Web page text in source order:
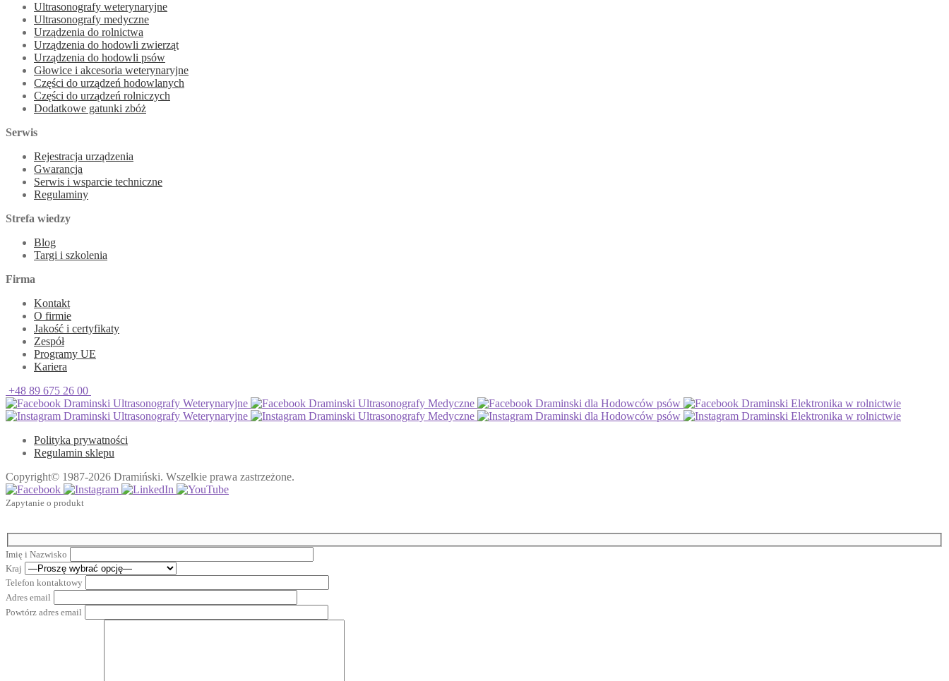
Ultrasonografy weterynaryjne
Ultrasonografy medyczne
Urządzenia do rolnictwa
Urządzenia do hodowli zwierząt
Urządzenia do hodowli psów
Głowice i akcesoria weterynaryjne
Części do urządzeń hodowlanych
Części do urządzeń rolniczych
Dodatkowe gatunki zbóż
Serwis
Rejestracja urządzenia
Gwarancja
Serwis i wsparcie techniczne
Regulaminy
Strefa wiedzy
Blog
Targi i szkolenia
Firma
Kontakt
O firmie
Jakość i certyfikaty
Zespół
Programy UE
Kariera
+48 89 675 26 00
Draminski Ultrasonografy Weterynaryjne
Draminski Ultrasonografy Medyczne Draminski dla Hodowców psów
Draminski Elektronika w rolnictwie
Draminski Ultrasonografy Weterynaryjne
Draminski Ultrasonografy Medyczne Draminski dla Hodowców psów
Draminski Elektronika w rolnictwie
Polityka prywatności
Regulamin sklepu
Copyright© 1987-2026 Dramiński. Wszelkie prawa zastrzeżone.
Zapytanie o produkt
Imię i Nazwisko
Kraj
Telefon kontaktowy
Adres email
Powtórz adres email